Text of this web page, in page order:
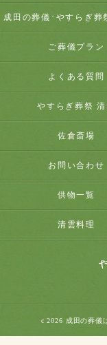
ご葬儀プラン
よくある質問
やすらぎ葬祭 清
佐倉斎場
お問い合わせ
供物一覧
清雲料理
c 2026 成田の葬儀